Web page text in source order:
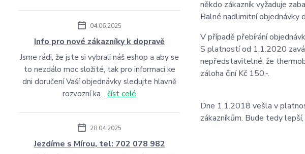
04.06.2025
Info pro nové zákazníky k dopravě
Jsme rádi, že jste si vybrali náš eshop a aby se
to nezdálo moc složité, tak pro informaci ke
dni doručení Vaší objednávky sledujte hlavně
rozvozní ka...číst celé
28.04.2025
Jezdíme s Mírou, tel: 702 078 982
někdo zákazník vyžaduje
Balné nadlimitní objednávky
V případě přebírání
S platností od 1.1.2020
nepředstavitelné, že
záloha činí Kč 150,-.
Dne 1.1.2018 vešla v
zákazníkům. Bude tedy